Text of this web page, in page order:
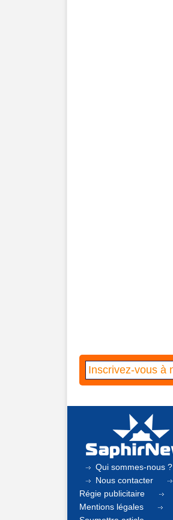
Qui sommes-nous ?
Nous contacter
Régie publicitaire
Mentions légales